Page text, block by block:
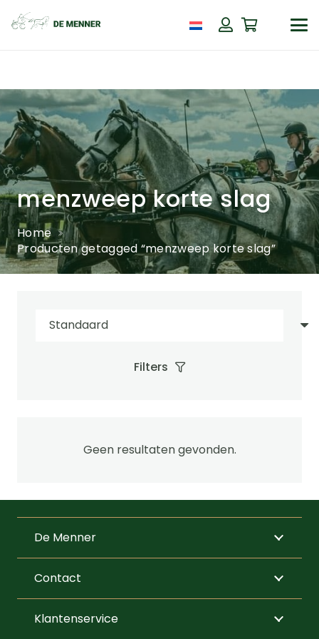
menzweep korte slag
Home
Producten getagged “menzweep korte slag”
Filters
Geen resultaten gevonden.
De Menner
Contact
Klantenservice